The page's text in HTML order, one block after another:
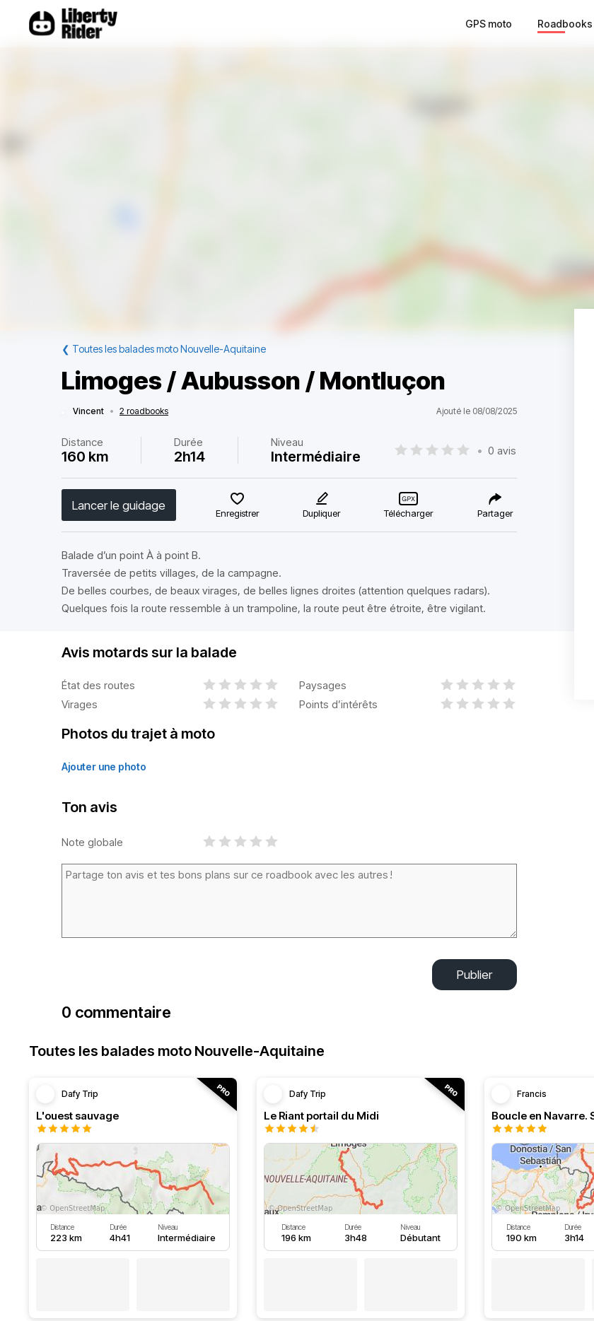
GPS moto Roadbooks
❮ Toutes les balades moto Nouvelle-Aquitaine
Limoges / Aubusson / Montluçon
Vincent • 2 roadbooks Ajouté le 08/08/2025
Distance
160 km
Durée
2h14
Niveau
Intermédiaire • 0 avis
Lancer le guidage
Enregistrer Dupliquer Télécharger Partager
Balade d’un point À à point B.
Traversée de petits villages, de la campagne.
De belles courbes, de beaux virages, de belles lignes droites (attention quelques radars).
Quelques fois la route ressemble à un trampoline, la route peut être étroite, être vigilant.
Avis motards sur la balade
État des routes
Paysages
Virages
Points d’intérêts
Photos du trajet à moto
Ajouter une photo
Ton avis
Note globale
Publier
0 commentaire
Toutes les balades moto Nouvelle-Aquitaine
Dafy Trip
L'ouest sauvage
Distance
223 km
Durée
4h41
Niveau
Intermédiaire
Dafy Trip
Le Riant portail du Midi
Distance
196 km
Durée
3h48
Niveau
Débutant
Francis
Distance
190 km
Durée
3h14